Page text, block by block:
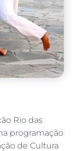
Rio das
programação
de Cultura